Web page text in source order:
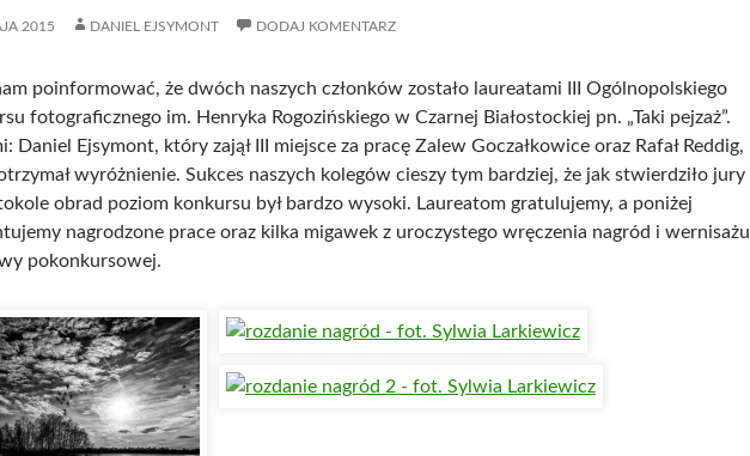
2015 DANIEL EJSYMONT DODAJ KOMENTARZ
poinformować, że dwóch naszych członków zostało laureatami III Ogólnopolskiego
fotograficznego im. Henryka Rogozińskiego w Czarnej Białostockiej pn. „Taki pejzaż”.
Daniel Ejsymont, który zajął III miejsce za pracę Zalew Goczałkowice oraz Rafał Reddig,
wyróżnienie. Sukces naszych kolegów cieszy tym bardziej, że jak stwierdziło jury
obrad poziom konkursu był bardzo wysoki. Laureatom gratulujemy, a poniżej
nagrodzone prace oraz kilka migawek z uroczystego wręczenia nagród i wernisażu
pokonkursowej.